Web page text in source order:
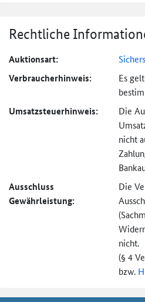
Rechtliche
Auktionsart:
Verbraucher­hinweis:
Es
Umsatzsteuer­hinweis:
Die
nicht
Ausschluss
Gewährleistung:
Die
nicht.
(§ 4
bzw.